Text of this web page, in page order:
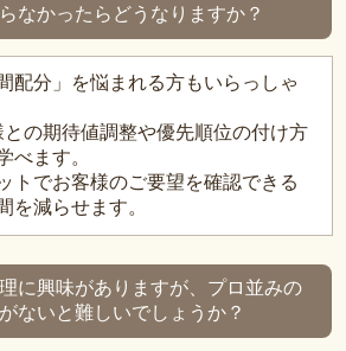
なかったらどうなりますか？
配分」を悩まれる方もいらっしゃ
の期待値調整や優先順位の付け方
べます。
トでお客様のご要望を確認できる
を減らせます。
に興味がありますが、プロ並みの
ないと難しいでしょうか？